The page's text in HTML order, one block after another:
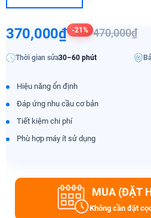
370,000₫ -21% 470,000₫
Thời gian sửa30–60 phút
Hiệu năng ổn định
Đáp ứng nhu cầu cơ bản
Tiết kiệm chi phí
Phù hợp máy ít sử dụng
MUA (ĐẶT
Không cần đặt